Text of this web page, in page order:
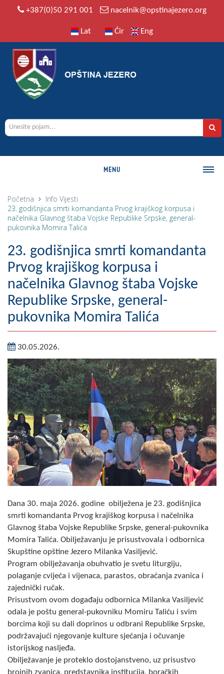
+387(0)50 291 001 nacelnik@opstinajezero.org
Lat Ćir Eng
MENU
Istorija
Naseljena mjesta
Zanimljivosti
Fotogalerija
NAČELNIK
O Načelniku
Zamjenik načelnika
Izvještaj o radu načelnika
SKUPŠTINA
Statut Opštine
Skupštinsko vijeće opštine jezero
Sastav Skupštine
Službeni Glasnici
OPŠTINSKA UPRAVA
INFO
Vijesti
Aktivnosti
Javni pozivi
Obavještenja
Zaštita od požara
Početna Info Vijesti
23. godišnjica smrti komandanta Prvog krajiškog korpusa i
načelnika Glavnog štaba Vojske Republike Srpske, general-
pukovnika Momira Talića
23. godišnjica smrti komandanta
Prvog krajiškog korpusa i
načelnika Glavnog štaba Vojske
Republike Srpske, general-
pukovnika Momira Talića
30.05.2026.
Dana 30. maja 2026. godine obilježena je 23. godišnjica
smrti komandanta Prvog krajiškog korpusa i načelnika
Glavnog štaba Vojske Republike Srpske, general-pukovnika
Momira Talića. Obilježavanju je prisustvovala i odbornica
Skupštine opštine Jezero Milanka Vasiljević.
Program obilježavanja obuhvatio je svetu liturgiju,
polaganje cvijeća i vijenaca, parastos, obraćanja zvanica i
zajednički ručak.
Prisustvom ovom događaju odbornica Milanka Vasiljević
odala je poštu general-pukovniku Momiru Taliću i svim
borcima koji su dali doprinos u odbrani Republike Srpske,
podržavajući njegovanje kulture sjećanja i očuvanje
istorijskog nasljeđa.
Obilježavanje je proteklo dostojanstveno, uz prisustvo
brojnih zvanica, predstavnika institucija, boračkih